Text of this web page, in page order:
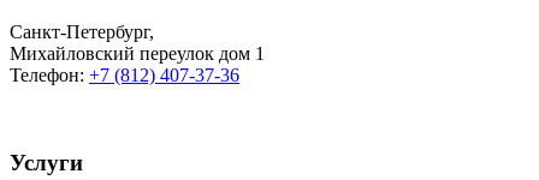
Санкт-Петербург,
Михайловский переулок дом 1
Телефон: +7 (812) 407-37-36
Услуги